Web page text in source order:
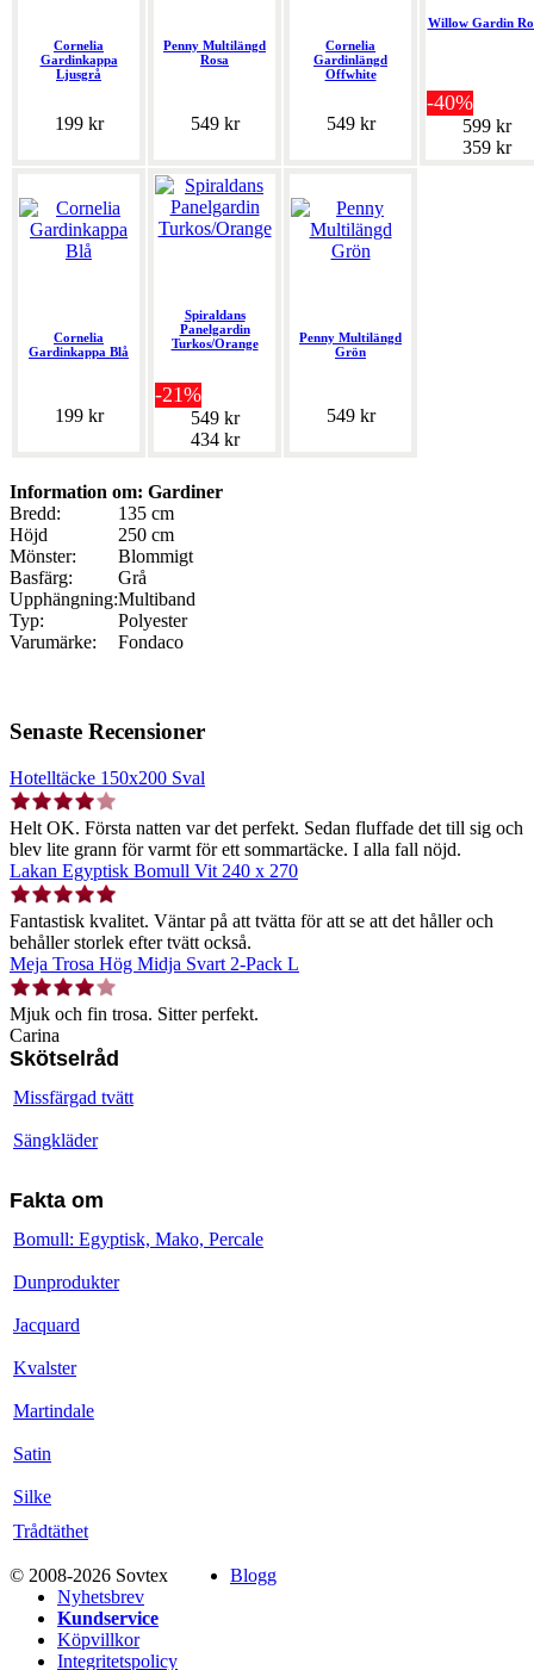
Cornelia
Gardinkappa
Ljusgrå
199 kr
Penny Multilängd
Rosa
549 kr
Cornelia
Gardinlängd
Offwhite
549 kr
Willow Gardin
-40%
599 kr
359 kr
Cornelia
Gardinkappa Blå
199 kr
Spiraldans
Panelgardin
Turkos/Orange
-21%
549 kr
434 kr
Penny Multilängd
Grön
549 kr
Information om: Gardiner
Bredd:
135 cm
Höjd
250 cm
Mönster:
Blommigt
Basfärg:
Grå
Upphängning:Multiband
Typ:
Polyester
Varumärke:
Fondaco
Senaste Recensioner
Hotelltäcke 150x200 Sval
Helt OK. Första natten var det perfekt. Sedan fluffade det till sig och
blev lite grann för varmt för ett sommartäcke. I alla fall nöjd.
Lakan Egyptisk Bomull Vit 240 x 270
Fantastisk kvalitet. Väntar på att tvätta för att se att det håller och
behåller storlek efter tvätt också.
Meja Trosa Hög Midja Svart 2-Pack L
Mjuk och fin trosa. Sitter perfekt.
Carina
Skötselråd
Missfärgad tvätt
Sängkläder
Fakta om
Bomull: Egyptisk, Mako, Percale
Dunprodukter
Jacquard
Kvalster
Martindale
Satin
Silke
Trådtäthet
© 2008-2026 Sovtex
Blogg
Nyhetsbrev
Kundservice
Köpvillkor
Integritetspolicy